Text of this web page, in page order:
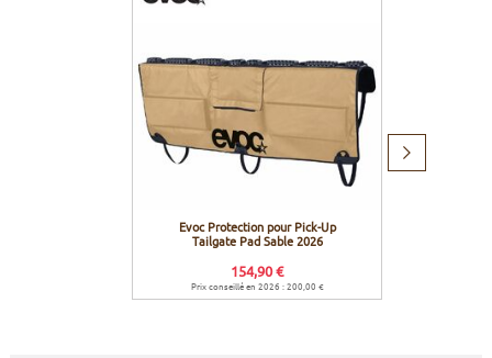
Evoc Protection pour Pick-Up
Tailgate Pad Sable 2026
154,90 €
Prix conseillé en 2026 : 200,00 €
Produit